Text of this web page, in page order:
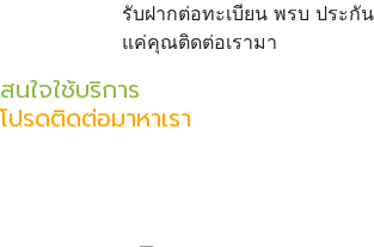
รับฝากต่อทะเบียน พรบ ประกัน
แค่คุณติดต่อเรามา
สนใจใช้บริการ
โปรดติดต่อมาหาเรา